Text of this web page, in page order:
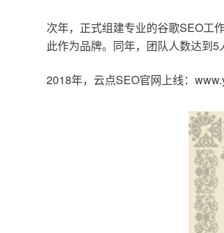
次年，正式组建专业的谷歌SEO工
此作为品牌。同年，团队人数达到5
2018年，云点SEO官网上线：